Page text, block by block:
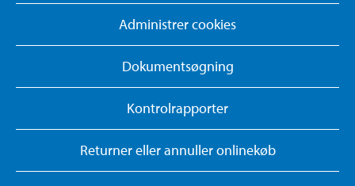
Administrer cookies
Dokumentsøgning
Kontrolrapporter
Returner eller annuller onlinekøb